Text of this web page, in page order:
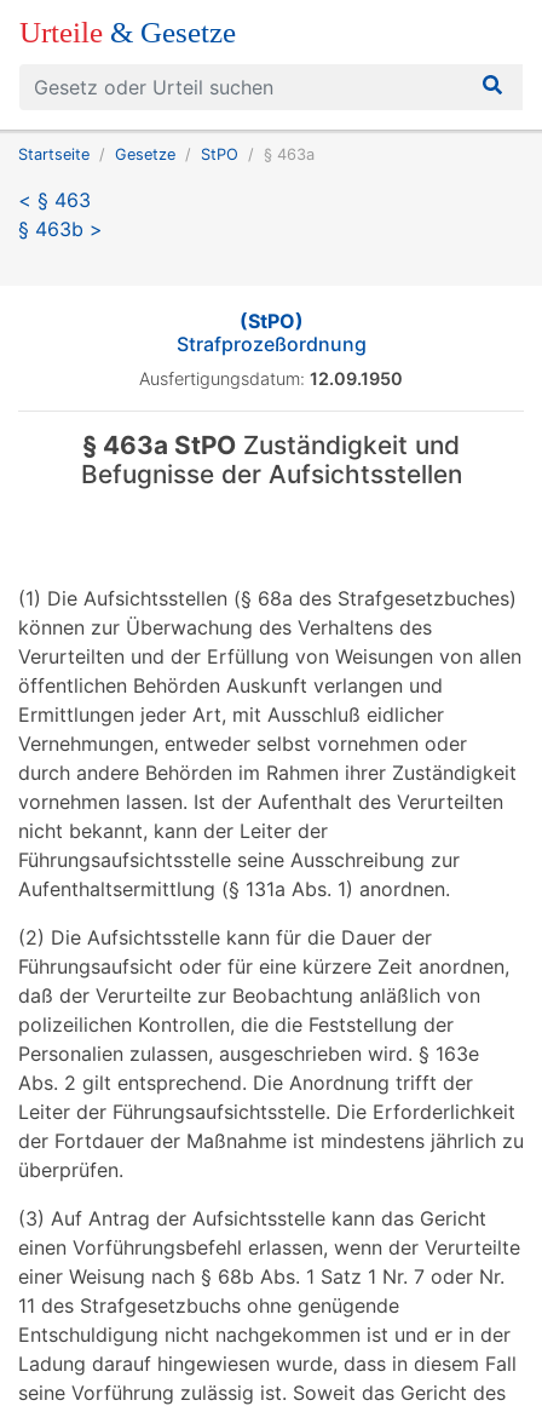
Urteile & Gesetze
Startseite Gesetze StPO § 463a
< § 463
§ 463b >
(StPO)
Strafprozeßordnung
Ausfertigungsdatum: 12.09.1950
§ 463a StPO Zuständigkeit und
Befugnisse der Aufsichtsstellen
(1) Die Aufsichtsstellen (§ 68a des Strafgesetzbuches)
können zur Überwachung des Verhaltens des
Verurteilten und der Erfüllung von Weisungen von allen
öffentlichen Behörden Auskunft verlangen und
Ermittlungen jeder Art, mit Ausschluß eidlicher
Vernehmungen, entweder selbst vornehmen oder
durch andere Behörden im Rahmen ihrer Zuständigkeit
vornehmen lassen. Ist der Aufenthalt des Verurteilten
nicht bekannt, kann der Leiter der
Führungsaufsichtsstelle seine Ausschreibung zur
Aufenthaltsermittlung (§ 131a Abs. 1) anordnen.
(2) Die Aufsichtsstelle kann für die Dauer der
Führungsaufsicht oder für eine kürzere Zeit anordnen,
daß der Verurteilte zur Beobachtung anläßlich von
polizeilichen Kontrollen, die die Feststellung der
Personalien zulassen, ausgeschrieben wird. § 163e
Abs. 2 gilt entsprechend. Die Anordnung trifft der
Leiter der Führungsaufsichtsstelle. Die Erforderlichkeit
der Fortdauer der Maßnahme ist mindestens jährlich zu
überprüfen.
(3) Auf Antrag der Aufsichtsstelle kann das Gericht
einen Vorführungsbefehl erlassen, wenn der Verurteilte
einer Weisung nach § 68b Abs. 1 Satz 1 Nr. 7 oder Nr.
11 des Strafgesetzbuchs ohne genügende
Entschuldigung nicht nachgekommen ist und er in der
Ladung darauf hingewiesen wurde, dass in diesem Fall
seine Vorführung zulässig ist. Soweit das Gericht des